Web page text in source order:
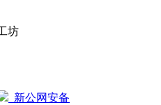
新公网安备